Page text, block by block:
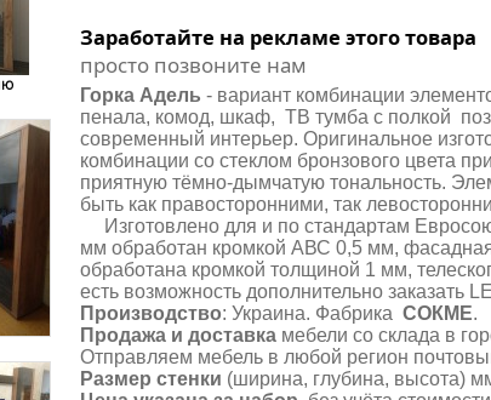
Заработайте на рекламе этого товара
просто позвоните нам
Горка Адель - вариант комбинации
пенала, комод, шкаф, ТВ тумба с полкой
современный интерьер. Оригинальное
комбинации со стеклом бронзового цвета
приятную тёмно-дымчатую тональность.
быть как правосторонними, так
Изготовлено для и по стандартам
мм обработан кромкой АВС 0,5 мм,
обработана кромкой толщиной 1 мм,
есть возможность дополнительно заказать
Производство: Украина. Фабрика СОКМЕ.
Продажа и доставка мебели со склада в
Отправляем мебель в любой регион
Размер стенки (ширина, глубина, высота)